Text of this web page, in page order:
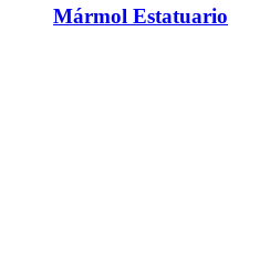
Mármol Estatuario